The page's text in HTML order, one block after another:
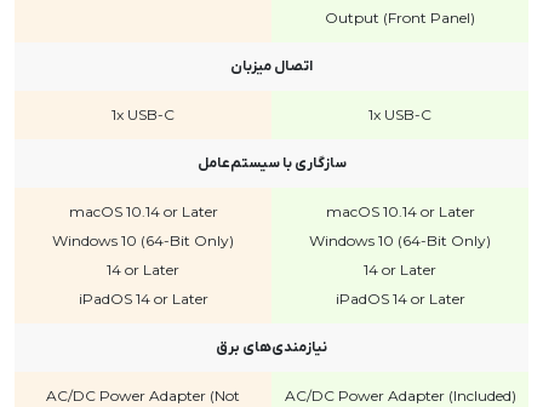
Output (Front Panel)
اتصال میزبان
1x USB-C
1x USB-C
سازگاری با سیستم‌عامل
macOS 10.14 or Later
Windows 10 (64-Bit Only)
14 or Later
iPadOS 14 or Later
macOS 10.14 or Later
Windows 10 (64-Bit Only)
14 or Later
iPadOS 14 or Later
نیازمندی‌های برق
AC/DC Power Adapter (Included)
AC/DC Power Adapter (Not